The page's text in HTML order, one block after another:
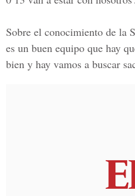
Sobre el conocimiento de la
es un buen equipo que hay
bien y hay vamos a buscar